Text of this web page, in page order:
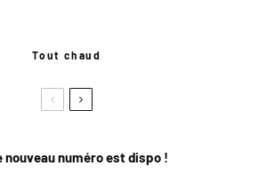
Tout chaud
nouveau numéro est dispo !